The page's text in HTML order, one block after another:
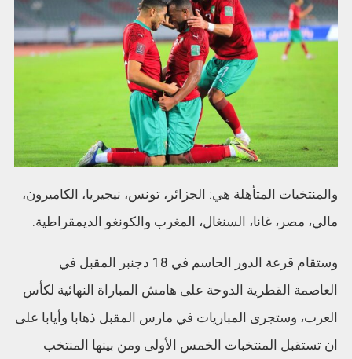
والمنتخبات المتأهلة هي: الجزائر، تونس، نيجيريا، الكاميرون،
مالي، مصر، غانا، السنغال، المغرب والكونغو الديمقراطية.
وستقام قرعة الدور الحاسم في 18 دجنبر المقبل في
العاصمة القطرية الدوحة على هامش المباراة النهائية لكأس
العرب، وستجرى المباريات في مارس المقبل ذهابا وأيابا على
ان تستقبل المنتخبات الخمس الأولى ومن بينها المنتخب